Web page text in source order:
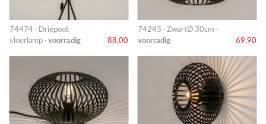
74474 · Driepoot
vloerlamp · voorradig 88,00
74243 · ZwartØ 30cm ·
voorradig
69,90